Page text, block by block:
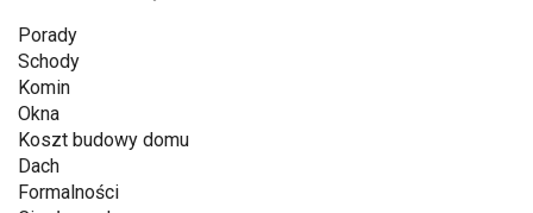
Porady
Schody
Komin
Okna
Koszt budowy domu
Dach
Formalności